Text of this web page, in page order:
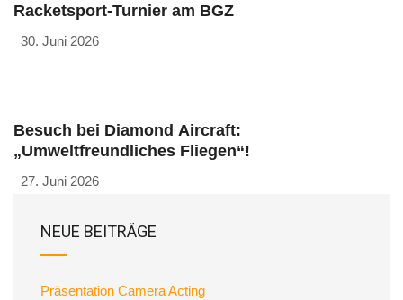
Racketsport-Turnier am BGZ
30. Juni 2026
Besuch bei Diamond Aircraft:
„Umweltfreundliches Fliegen“!
27. Juni 2026
NEUE BEITRÄGE
Präsentation Camera Acting